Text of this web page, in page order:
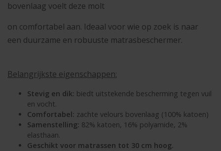
bovenlaag voelt deze molt
on comfortabel aan. Ideaal voor wie op zoek is naar
een duurzame en robuuste matrasbeschermer.
Belangrijkste eigenschappen:
Stevig en dik: biedt uitstekende bescherming tegen vuil
en vocht.
Comfortabel: zachte velours bovenlaag (100% katoen)
Samenstelling: 82% katoen, 16% polyamide, 2%
elasthaan.
Geschikt voor matrassen tot 30 cm hoog.